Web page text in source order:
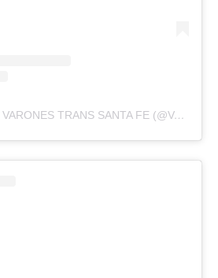
A POST SHARED BY VARONES TRANS SANTA FE (@VARONESTRANS)